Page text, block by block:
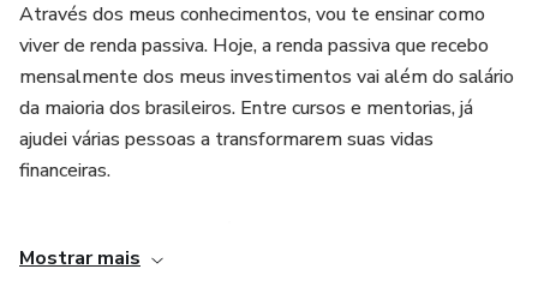
Através dos meus conhecimentos, vou te ensinar como
viver de renda passiva. Hoje, a renda passiva que recebo
mensalmente dos meus investimentos vai além do salário
da maioria dos brasileiros. Entre cursos e mentorias, já
ajudei várias pessoas a transformarem suas vidas
financeiras.
sonhos através da educação financeira e investimentos.
Mostrar mais